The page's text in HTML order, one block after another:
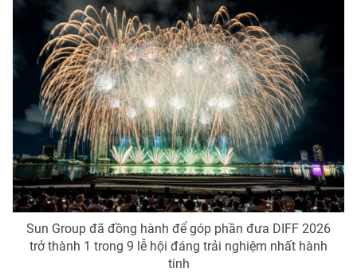
VTV9 VTV8
Liên hệ tòa soạn English
THỜI BÁO VTV
Theo dõi báo trên
Đài Truyền hình Việt Nam
Sun Group đã đồng hành để góp phần đưa DIFF 2026
trở thành 1 trong 9 lễ hội đáng trải nghiệm nhất hành
tinh